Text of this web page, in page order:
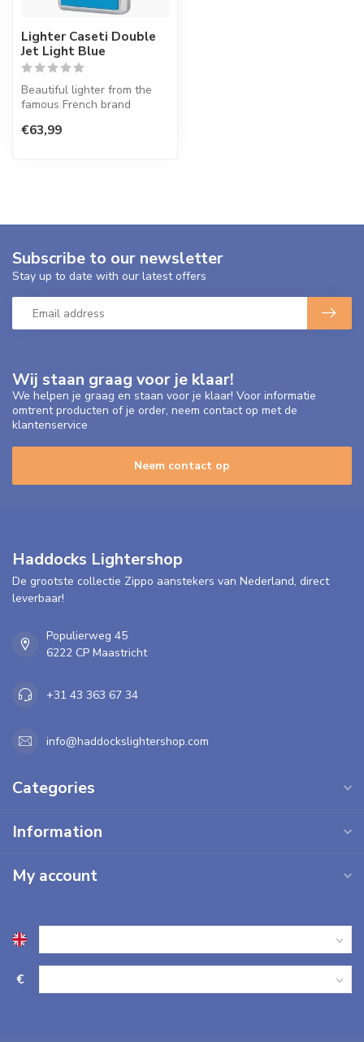
Lighter Caseti Double
Jet Light Blue
Beautiful lighter from the
famous French brand
very eas...
€63,99
Wij staan graag voor je klaar!
We helpen je graag en staan voor je klaar! Voor informatie
omtrent producten of je order, neem contact op met de
klantenservice
Neem contact op
Subscribe to our newsletter
Stay up to date with our latest offers
Haddocks Lightershop
De grootste collectie Zippo aanstekers van Nederland, direct
leverbaar!
Populierweg 45
6222 CP Maastricht
+31 43 363 67 34
info@haddockslightershop.com
Categories
Information
My account
€